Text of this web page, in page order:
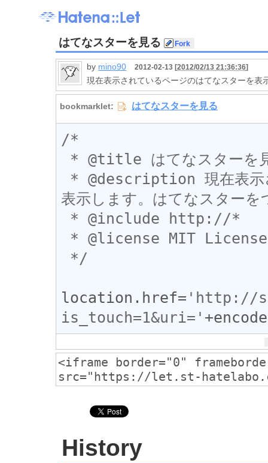
はてなスターを見る
by mino90 2012-02-13 [2012/02/13 21:36:36]
現在表示されているページのはてなスターを
/*
表示します。はてなスター
*/
location . href= 'http://
is_touch=1&uri=' +
History